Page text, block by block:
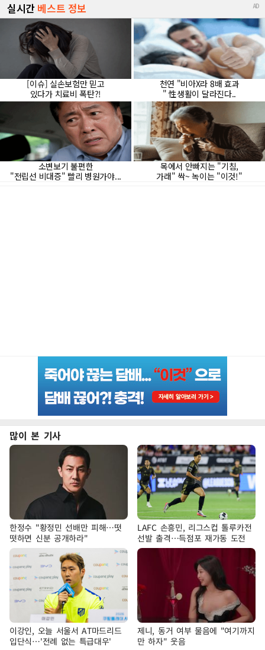
많이 본 기사
한정수 "황정민 선배만 피해…떳
떳하면 신분 공개하라"
LAFC 손흥민, 리그스컵 톨루카전
선발 출격…득점포 재가동 도전
이강인, 오늘 서울서 AT마드리드
입단식…'전례 없는 특급대우'
제니, 동거 여부 물음에 "여기까지
만 하자" 웃음